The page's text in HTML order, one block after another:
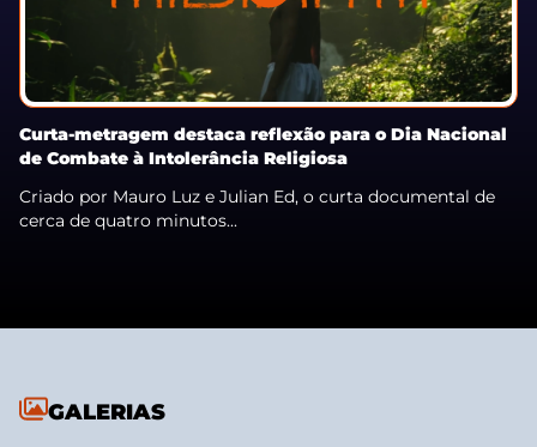
Curta-metragem destaca reflexão para o Dia Nacional
de Combate à Intolerância Religiosa
Criado por Mauro Luz e Julian Ed, o curta documental de
cerca de quatro minutos...
GALERIAS